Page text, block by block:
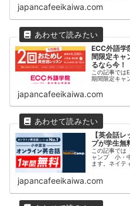
japancafeeikaiwa.com
ECC外語学
間限定キャ
るなら今！
この記事では
期間限定キャ
japancafeeikaiwa.com
【英会話
プが学生無
この記事では
ャンプ 小・
ます。ネイテ
【日本人カ
で1位を獲得
japancafeeikaiwa.com